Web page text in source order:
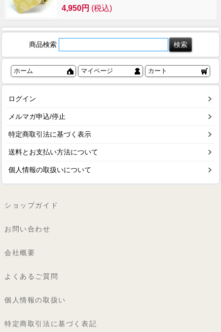
4,950円 (税込)
商品検索
ホーム マイページ カート
ログイン
メルマガ申込/停止
特定商取引法に基づく表示
送料とお支払い方法について
個人情報の取扱いについて
ショップガイド
お問い合わせ
会社概要
よくあるご質問
個人情報の取扱い
特定商取引法に基づく表記